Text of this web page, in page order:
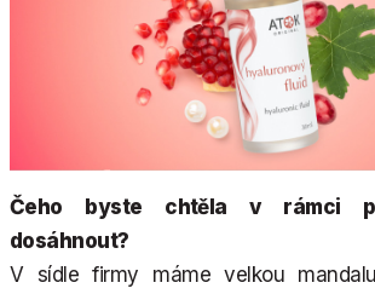
Čeho byste chtěla v rámci
dosáhnout?
V sídle firmy máme velkou